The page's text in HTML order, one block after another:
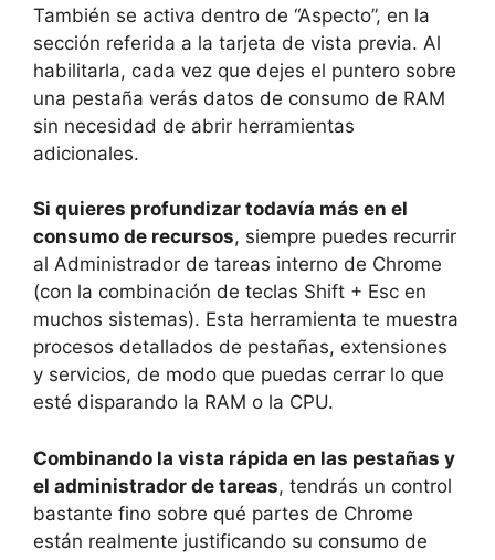
También se activa dentro de “Aspecto”, en la
sección referida a la tarjeta de vista previa. Al
habilitarla, cada vez que dejes el puntero sobre
una pestaña verás datos de consumo de RAM
sin necesidad de abrir herramientas
adicionales.
Si quieres profundizar todavía más en el
consumo de recursos, siempre puedes recurrir
al Administrador de tareas interno de Chrome
(con la combinación de teclas Shift + Esc en
muchos sistemas). Esta herramienta te muestra
procesos detallados de pestañas, extensiones
y servicios, de modo que puedas cerrar lo que
esté disparando la RAM o la CPU.
Combinando la vista rápida en las pestañas y
el administrador de tareas, tendrás un control
bastante fino sobre qué partes de Chrome
están realmente justificando su consumo de